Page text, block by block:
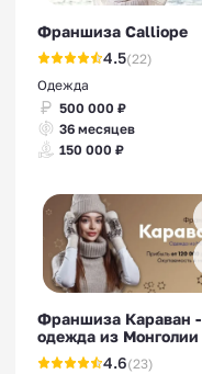
Франшиза Calliope
4.5(22)
Одежда
500 000 ₽
36 месяцев
150 000 ₽
Франшиза Караван -
одежда из Монголии
4.6(23)